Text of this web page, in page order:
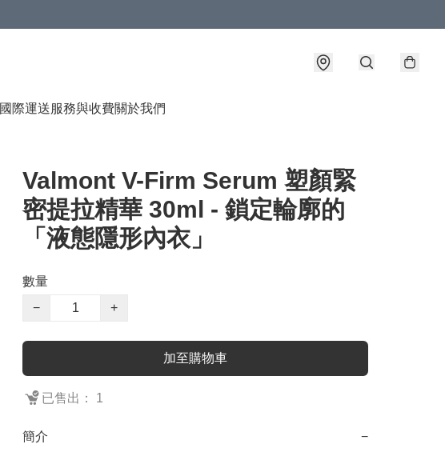
國際運送服務與收費關於我們
Valmont V-Firm Serum 塑顏緊
密提拉精華 30ml - 鎖定輪廓的
「液態隱形內衣」
數量
−
+
加至購物車
已售出： 1
簡介 −